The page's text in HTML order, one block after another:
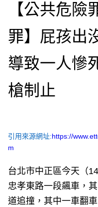
【公共危險
罪】屁孩出
導致一人慘
槍制止
引用來源網址:https://
m
台北市中正區今天（
忠孝東路一段飆車，
道追撞，其中一車翻